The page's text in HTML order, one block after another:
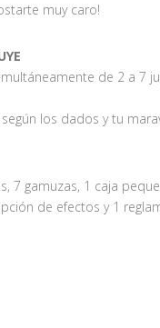
muy caro!
de 2 a 7
los dados y tu
7 gamuzas, 1 caja
de efectos y 1